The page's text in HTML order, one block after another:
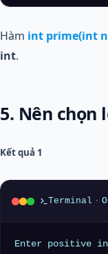
Hàm int prime(int
int.
5. Nên chọn
Kết quả 1
Terminal ·
Enter positive